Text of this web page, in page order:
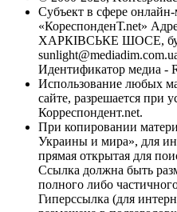
Субъект в сфере
«КореспонденТ.net»
ХАРКІВСЬКЕ ШОСЕ,
Идентификатор медиа -
Использование любых
сайте, разрешается при
Корреспондент.net.
При копировании
Украины и мира», для
прямая открытая для
Ссылка должна быть
полного либо
Гиперссылка (для